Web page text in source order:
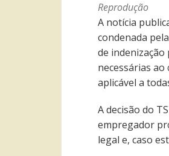
Reprodução
A notícia
condenada
de
necessárias
aplicável a
A decisão do
empregador
legal e, caso